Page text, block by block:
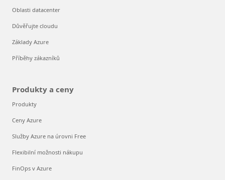
Oblasti datacenter
Důvěřujte cloudu
Základy Azure
Příběhy zákazníků
Produkty a ceny
Produkty
Ceny Azure
Služby Azure na úrovni Free
Flexibilní možnosti nákupu
FinOps v Azure